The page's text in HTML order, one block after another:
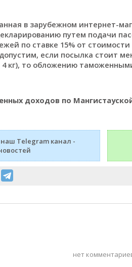
в зарубежном интернет-
путем подачи
по ставке 15% от
если посылка стоит
кг), то обложению
доходов по
Telegram канал -
нет